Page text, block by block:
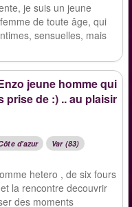
je suis un jeune
de toute âge, qui
sensuelles, mais
jeune homme qui
prise de :) .. au plaisir
d'azur
Var (83)
hetero , de six fours
la rencontre decouvrir
des moments